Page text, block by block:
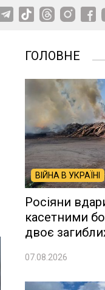
ГОЛОВНЕ
ВІЙНА В УКРАЇНІ
Росіяни
касетними
двоє
07.08.2026